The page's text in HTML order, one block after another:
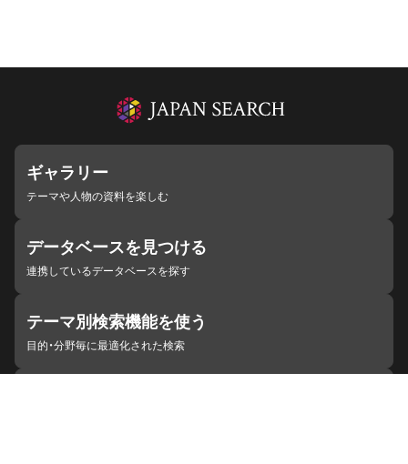
ギャラリー
テーマや人物の資料を楽しむ
データベースを見つける
連携しているデータベースを探す
テーマ別検索機能を使う
目的・分野毎に最適化された検索